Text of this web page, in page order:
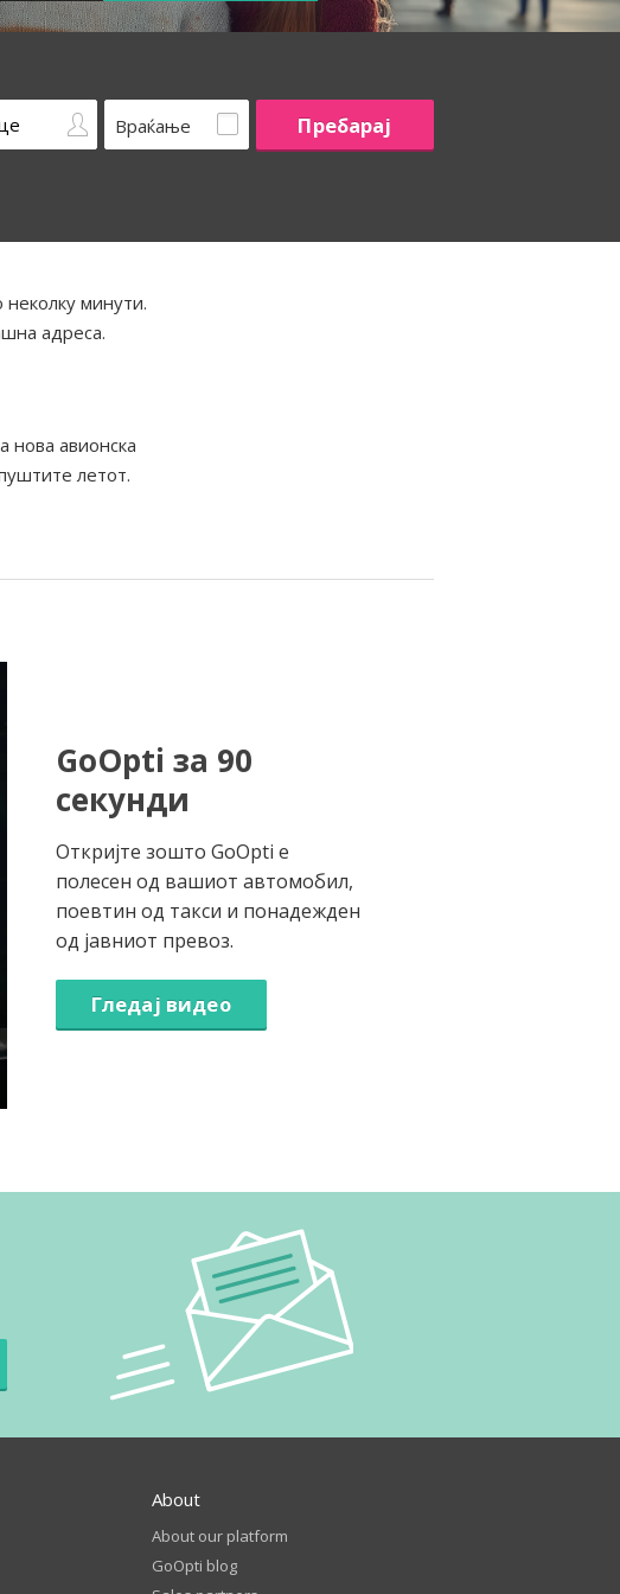
Враќање
неколку минути.
адреса.
нова авионска
летот.
GoOpti за 90
секунди
Откријте зошто GoOpti е
полесен од вашиот автомобил,
поевтин од такси и понадежден
од јавниот превоз.
Гледај видео
About
About our platform
GoOpti blog